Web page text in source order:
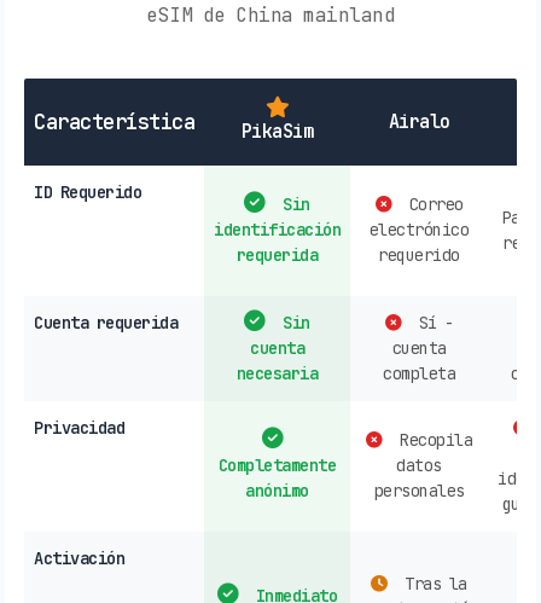
eSIM de China mainland
Característica PikaSim Airalo
ID Requerido
Sin
identificación
requerida
Correo
electrónico
requerido
Cuenta requerida
Sin
cuenta
necesaria
Sí -
cuenta
completa
Privacidad
Completamente
anónimo
Recopila
datos
personales
Activación
Inmediato
Tras la